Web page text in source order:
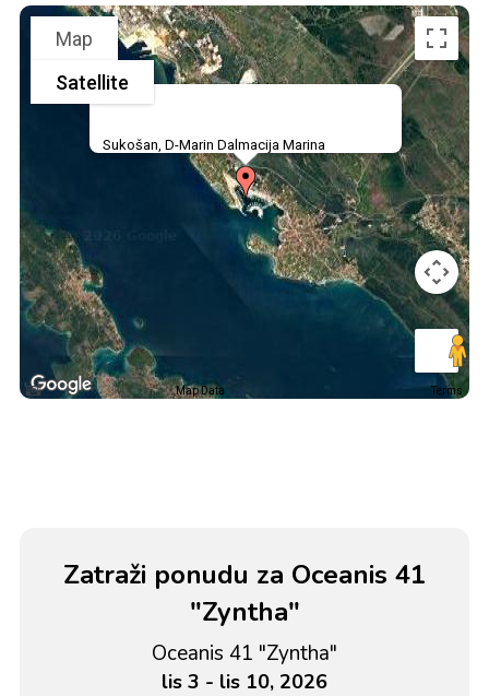
Sukošan, D-Marin Dalmacija Marina
Map
Satellite
Map Data Terms
Zatraži ponudu za Oceanis 41
"Zyntha"
Oceanis 41 "Zyntha"
lis 3 - lis 10, 2026